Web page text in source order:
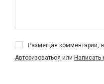
Размещая комментарий,
Авторизоваться или